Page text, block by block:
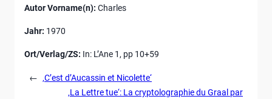
Autor Vorname(n): Charles
Jahr: 1970
Ort/Verlag/ZS: In: L’Ane 1, pp 10+59
←
‚C’est d’Aucassin et Nicolette‘
‚La Lettre tue‘: La cryptolographie du Graal par